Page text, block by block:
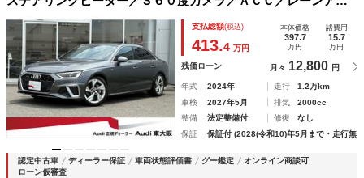
スト／サイドアシスト／Ｖコックピット／マルチカラーアンビ
エント／スマーホインターフェース／リヤシートヒーター／認
定中古車
支払総額(税込)
413.4 万円
本体価格
397.7
万円
諸費用
15.7
万円
残価ローン 月々 12,800 円
年式 2024年 走行
1.2万km
車検
2027年5月 排気
2000cc
整備
法定整備付 修復
なし
保証
保証付 (2028(令和10)年5月まで・走行無
認定中古車 ディーラー保証 車両状態評価書 グー鑑定
オンライン商談可
ローン仮審査